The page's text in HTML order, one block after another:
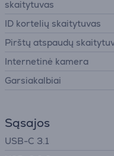
skaitytuvas
ID kortelių skaitytuvas
Pirštų atspaudų
Internetinė kamera
Garsiakalbiai
Sąsajos
USB-C 3.1